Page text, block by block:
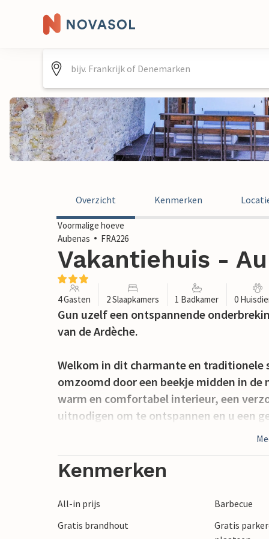
Overzicht Kenmerken
Voormalige hoeve
Aubenas
FRA226
Vakantiehuis -
4 Gasten 2 Slaapkamers 1 Badkamer 0
Gun uzelf een ontspannende
van de Ardèche.
Welkom in dit charmante en traditionele
omzoomd door een beekje midden in
warm en comfortabel interieur, een
uitnodigen om te ontspannen en u een
vakantiehuis om tijdens de maaltijden
de Saint Benoît kathedraal, evenals het
een must is. Ook bezienswaardig zijn
Kenmerken
All-in prijs Barbecue
Gratis brandhout
Gratis